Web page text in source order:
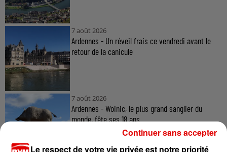
7 août 2026
Ardennes - Un réveil frais ce vendredi avant le
retour de la canicule
7 août 2026
Ardennes - Woinic, le plus grand sanglier du
monde, fête ses 18 ans
Le respect de votre vie privée est notre priorité
Continuer sans accepter